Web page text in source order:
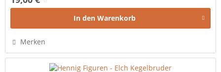
In den Warenkorb
Merken